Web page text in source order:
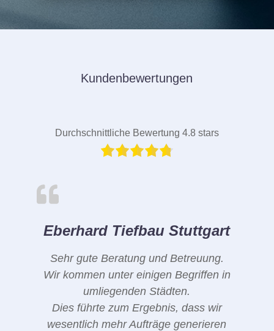
Kundenbewertungen
Durchschnittliche Bewertung 4.8 stars
Eberhard Tiefbau Stuttgart
Sehr gute Beratung und Betreuung.
Wir kommen unter einigen Begriffen in
umliegenden Städten.
Dies führte zum Ergebnis, dass wir
wesentlich mehr Aufträge generieren